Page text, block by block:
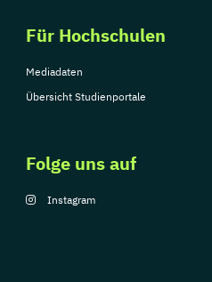
Für Hochschulen
Mediadaten
Übersicht Studienportale
Folge uns auf
Instagram